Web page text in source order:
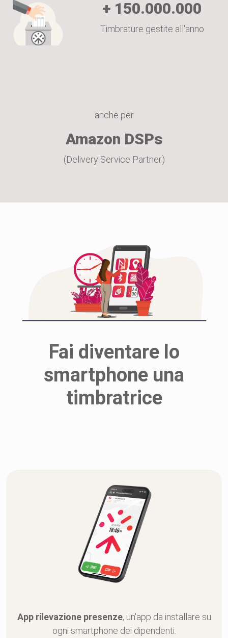
+ 150.000.000
Timbrature gestite all'anno
anche per
Amazon DSPs
(Delivery Service Partner)
Fai diventare lo
smartphone una
timbratrice
App rilevazione presenze, un'app da installare su
ogni smartphone dei dipendenti.